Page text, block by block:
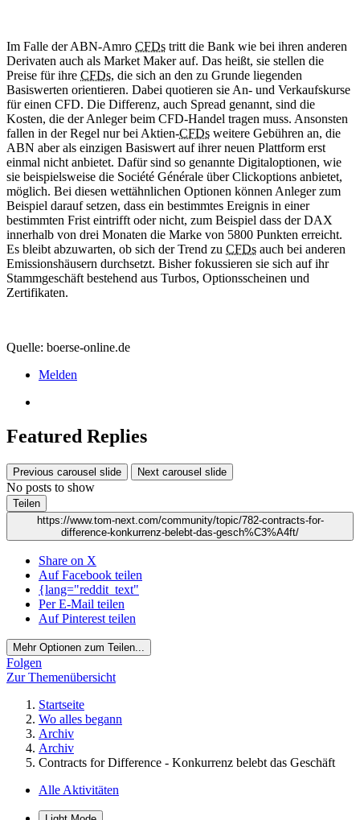
Im Falle der ABN-Amro CFDs tritt die Bank wie bei ihren anderen
Derivaten auch als Market Maker auf. Das heißt, sie stellen die
Preise für ihre CFDs, die sich an den zu Grunde liegenden
Basiswerten orientieren. Dabei quotieren sie An- und Verkaufskurse
für einen CFD. Die Differenz, auch Spread genannt, sind die
Kosten, die der Anleger beim CFD-Handel tragen muss. Ansonsten
fallen in der Regel nur bei Aktien-CFDs weitere Gebühren an, die
ABN aber als einzigen Basiswert auf ihrer neuen Plattform erst
einmal nicht anbietet. Dafür sind so genannte Digitaloptionen, wie
sie beispielsweise die Société Générale über Clickoptions anbietet,
möglich. Bei diesen wettähnlichen Optionen können Anleger zum
Beispiel darauf setzen, dass ein bestimmtes Ereignis in einer
bestimmten Frist eintrifft oder nicht, zum Beispiel dass der DAX
innerhalb von drei Monaten die Marke von 5800 Punkten erreicht.
Es bleibt abzuwarten, ob sich der Trend zu CFDs auch bei anderen
Emissionshäusern durchsetzt. Bisher fokussieren sie sich auf ihr
Stammgeschäft bestehend aus Turbos, Optionsscheinen und
Zertifikaten.
Quelle: boerse-online.de
Melden
Featured Replies
Previous carousel slide Next carousel slide
No posts to show
Teilen
https://www.tom-next.com/community/topic/782-contracts-for-
difference-konkurrenz-belebt-das-gesch%C3%A4ft/
Share on X
Auf Facebook teilen
{lang="reddit_text"
Per E-Mail teilen
Auf Pinterest teilen
Mehr Optionen zum Teilen...
Folgen
Zur Themenübersicht
Startseite
Wo alles begann
Archiv
Archiv
Contracts for Difference - Konkurrenz belebt das Geschäft
Alle Aktivitäten